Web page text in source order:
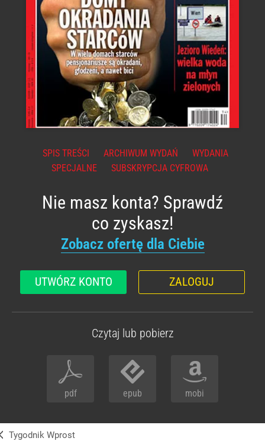
SPIS TREŚCI ARCHIWUM WYDAŃ
WYDANIA
SPECJALNE
SUBSKRYPCJA CYFROWA
Nie masz konta? Sprawdź
co zyskasz!
Zobacz ofertę dla Ciebie
UTWÓRZ KONTO ZALOGUJ
Czytaj lub pobierz
pdf epub mobi
Tygodnik Wprost